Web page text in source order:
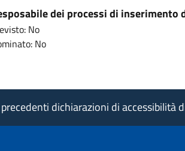
dei processi di inserimento
No
No
dichiarazioni di accessibilità